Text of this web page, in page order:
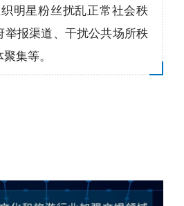
明星粉丝扰乱正常社会秩
举报渠道、干扰公共场所秩
集等。